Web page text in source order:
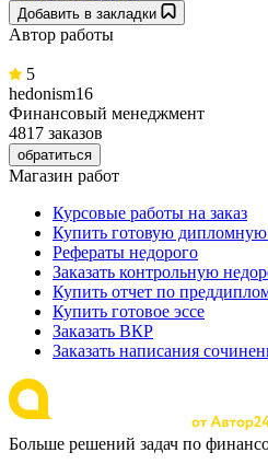
Добавить в закладки
Автор работы
5
hedonism16
Финансовый менеджмент
4817 заказов
обратиться
Магазин работ
Курсовые работы на заказ
Купить готовую дипломную
Рефераты недорого
Заказать контрольную
Купить отчет по
Купить готовое эссе
Заказать ВКР
Заказать написания
Больше решений задач по